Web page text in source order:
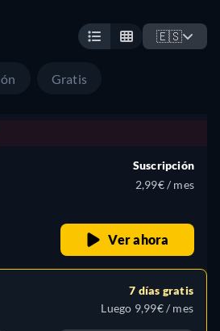
🇪🇸
Gratis
Suscripción
2,99€ / mes
Ver ahora
7 días gratis
Luego 9,99€ / mes